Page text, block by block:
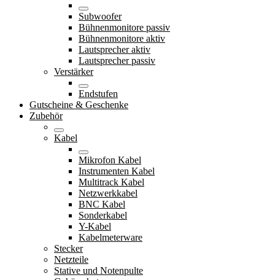
Subwoofer
Bühnenmonitore passiv
Bühnenmonitore aktiv
Lautsprecher aktiv
Lautsprecher passiv
Verstärker
Endstufen
Gutscheine & Geschenke
Zubehör
Kabel
Mikrofon Kabel
Instrumenten Kabel
Multitrack Kabel
Netzwerkkabel
BNC Kabel
Sonderkabel
Y-Kabel
Kabelmeterware
Stecker
Netzteile
Stative und Notenpulte